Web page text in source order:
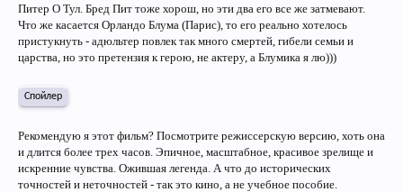
Питер О Тул. Бред Пит тоже хорош, но эти два его все же затмевают.
Что же касается Орландо Блума (Парис), то его реально хотелось
пристукнуть - адюльтер повлек так много смертей, гибели семьи и
царства, но это претензия к герою, не актеру, а Блумика я лю)))
Спойлер
Рекомендую я этот фильм? Посмотрите режиссерскую версию, хоть она
и длится более трех часов. Эпичное, масштабное, красивое зрелище и
искренние чувства. Ожившая легенда. А что до исторических
точностей и неточностей - так это кино, а не учебное пособие.